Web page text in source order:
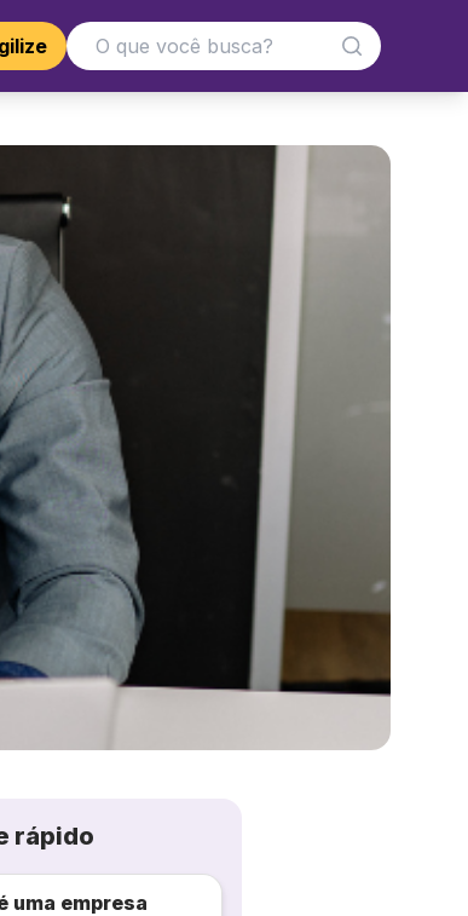
rápido
uma empresa